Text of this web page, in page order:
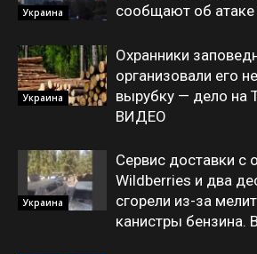
Украина
сообщают об
Украина
Охранники
организовали его
вырубку — дело на
ВИДЕО
Украина
Сервис доставки с
Wildberries и два
сгорели из-за
канистры бензина.